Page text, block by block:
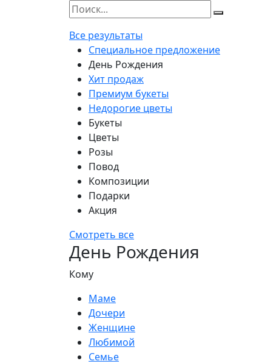
Все результаты
Специальное предложение
День Рождения
Хит продаж
Премиум букеты
Недорогие цветы
Букеты
Цветы
Розы
Повод
Композиции
Подарки
Акция
Смотреть все
День Рождения
Кому
Маме
Дочери
Женщине
Любимой
Семье